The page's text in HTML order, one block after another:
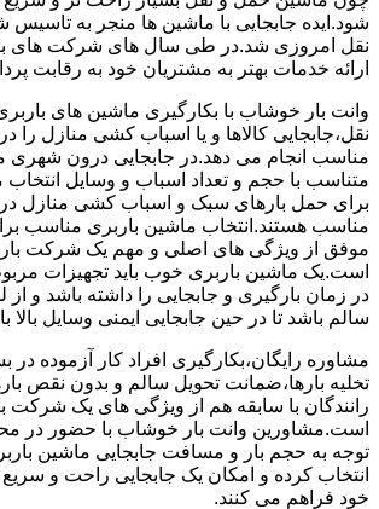
شود.ایده جابجایی با ماشین ها منجر به
نقل امروزی شد.در طی سال های شرکت های
ارائه خدمات بهتر به مشتریان خود به رقابت
وانت بار خوشاب با بکارگیری ماشین های
نقل،جابجایی کالاها و یا اسباب کشی منازل را
مناسب انجام می دهد.در جابجایی درون شهری
متناسب با حجم و تعداد اسباب و وسایل
برای حمل بارهای سبک و اسباب کشی منازل
مناسب هستند.انتخاب ماشین باربری مناسب
موفق از ویژگی های اصلی و مهم یک شرکت
است.یک ماشین باربری خوب باید تجهیزات
در زمان بارگیری و جابجایی را داشته باشد و از
سالم باشد تا در حین جابجایی ایمنی وسایل بالا
مشاوره رایگان،بکارگیری افراد کار آزموده در
تخلیه بارها،ضمانت تحویل سالم و بدون نقص
رانندگان با سابقه هم از ویژگی های یک شرکت
است.مشاورین وانت بار خوشاب با حضور در
توجه به حجم بار و مسافت جابجایی ماشین
انتخاب کرده و امکان یک جابجایی راحت و
خود فراهم می کنند.